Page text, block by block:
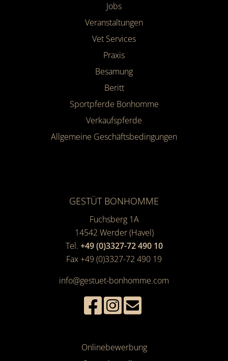
Jobs
Veranstaltungen
Vet Services
Praxis
Besamung
Beritt
Sportpferde Bonhomme
Verkaufspferde
Allgemeine Geschäfts­bedingungen
GESTÜT BONHOMME
Fuchsberg 1A
14542 Werder (Havel)
Tel. +49 (0)3327-72 490 10
Fax +49 (0)3327-72 490 19
info@gestuet-bonhomme.com
Onlinebewerbung